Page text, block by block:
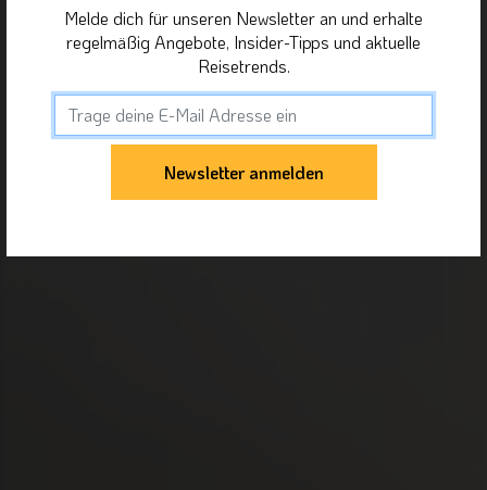
Melde dich für unseren Newsletter an und erhalte
regelmäßig Angebote, Insider-Tipps und aktuelle
Reisetrends.